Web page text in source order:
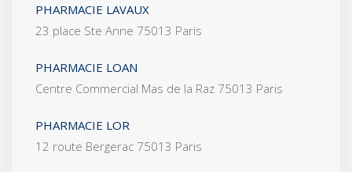
PHARMACIE LAVAUX
23 place Ste Anne 75013 Paris
PHARMACIE LOAN
Centre Commercial Mas de la Raz 75013 Paris
PHARMACIE LOR
12 route Bergerac 75013 Paris